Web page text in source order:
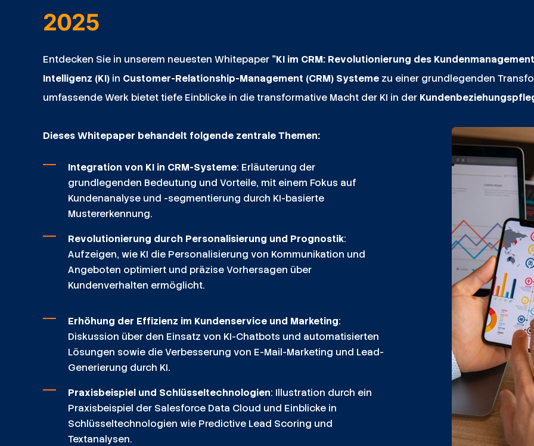
2025
Entdecken Sie in unserem neuesten Whitepaper "KI im CRM: Revolutionierung des
Intelligenz (KI) in Customer-Relationship-Management (CRM) Systeme zu einer grundlegenden
umfassende Werk bietet tiefe Einblicke in die transformative Macht der KI in der
Dieses Whitepaper behandelt folgende zentrale Themen:
Integration von KI in CRM-Systeme: Erläuterung der
grundlegenden Bedeutung und Vorteile, mit einem Fokus auf
Kundenanalyse und -segmentierung durch KI-basierte
Mustererkennung.
Revolutionierung durch Personalisierung und Prognostik:
Aufzeigen, wie KI die Personalisierung von Kommunikation und
Angeboten optimiert und präzise Vorhersagen über
Kundenverhalten ermöglicht.
Erhöhung der Effizienz im Kundenservice und Marketing:
Diskussion über den Einsatz von KI-Chatbots und automatisierten
Lösungen sowie die Verbesserung von E-Mail-Marketing und Lead-
Generierung durch KI.
Praxisbeispiel und Schlüsseltechnologien: Illustration durch ein
Praxisbeispiel der Salesforce Data Cloud und Einblicke in
Schlüsseltechnologien wie Predictive Lead Scoring und
Textanalysen.